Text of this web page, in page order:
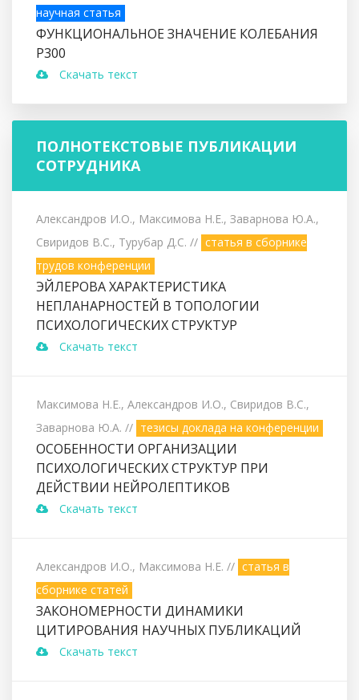
научная статья
ФУНКЦИОНАЛЬНОЕ ЗНАЧЕНИЕ КОЛЕБАНИЯ
Р300
Скачать текст
ПОЛНОТЕКСТОВЫЕ ПУБЛИКАЦИИ
СОТРУДНИКА
Александров И.О., Максимова Н.Е., Заварнова Ю.А.,
Свиридов В.С., Турубар Д.С. // статья в сборнике
трудов конференции
ЭЙЛЕРОВА ХАРАКТЕРИСТИКА
НЕПЛАНАРНОСТЕЙ В ТОПОЛОГИИ
ПСИХОЛОГИЧЕСКИХ СТРУКТУР
Скачать текст
Максимова Н.Е., Александров И.О., Свиридов В.С.,
Заварнова Ю.А. // тезисы доклада на конференции
ОСОБЕННОСТИ ОРГАНИЗАЦИИ
ПСИХОЛОГИЧЕСКИХ СТРУКТУР ПРИ
ДЕЙСТВИИ НЕЙРОЛЕПТИКОВ
Скачать текст
Александров И.О., Максимова Н.Е. // статья в
сборнике статей
ЗАКОНОМЕРНОСТИ ДИНАМИКИ
ЦИТИРОВАНИЯ НАУЧНЫХ ПУБЛИКАЦИЙ
Скачать текст